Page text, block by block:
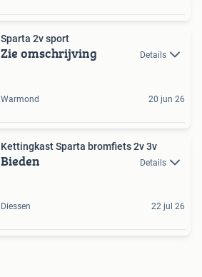
Sparta 2v sport
Zie omschrijving Details
Warmond 20 jun 26
Kettingkast Sparta bromfiets 2v 3v
Bieden Details
Diessen 22 jul 26